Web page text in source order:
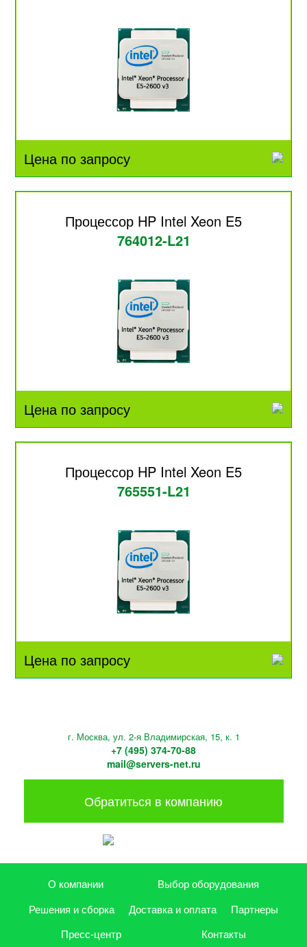
Цена по запросу
Процессор HP Intel Xeon E5
764012-L21
Цена по запросу
Процессор HP Intel Xeon E5
765551-L21
Цена по запросу
г. Москва, ул. 2-я Владимирская, 15, к. 1
+7 (495) 374-70-88
mail@servers-net.ru
Обратиться в компанию
О компании
Выбор оборудования
Решения и сборка
Доставка и оплата
Партнеры
Пресс-центр
Контакты